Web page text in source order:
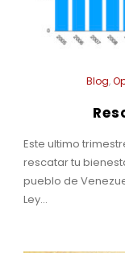
Blog,
Este ultimo
rescatar tu
pueblo de
Ley...